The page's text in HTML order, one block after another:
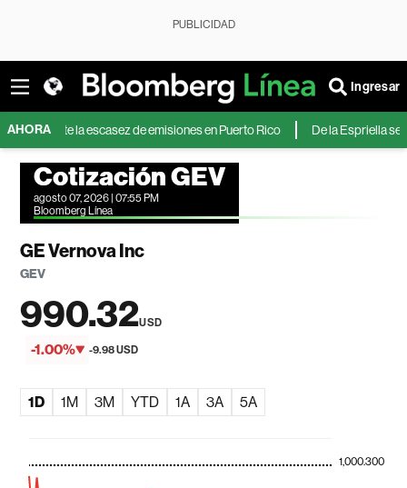
PUBLICIDAD
Ingresar
AHORA
ante la escasez de emisiones en Puerto Rico De la Espriella se
Cotización GEV
agosto 07, 2026 | 07:55 PM
Bloomberg Línea
GE Vernova Inc
GEV
990.32USD
-1.00% -9.98 USD
1D 1M 3M YTD 1A 3A 5A
1,000.300